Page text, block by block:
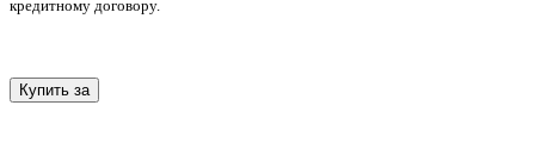
кредитному договору.
Купить за